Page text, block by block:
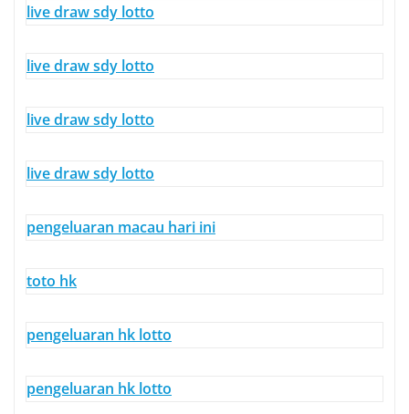
live draw sdy lotto
live draw sdy lotto
live draw sdy lotto
live draw sdy lotto
pengeluaran macau hari ini
toto hk
pengeluaran hk lotto
pengeluaran hk lotto